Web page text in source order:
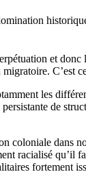
et
C’est
les
de
coloniale dans
racialisé qu’il
fortement